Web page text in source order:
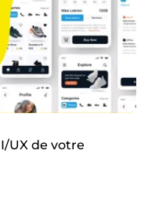
UX de votre